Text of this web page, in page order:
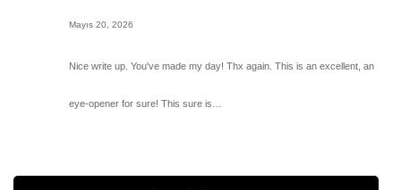
Mayıs 20, 2026
Nice write up. You've made my day! Thx again. This is an excellent, an
eye-opener for sure! This sure is…